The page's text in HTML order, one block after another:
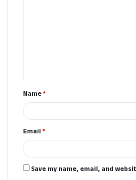
t
*Name*
Email*
Save my name, email, and